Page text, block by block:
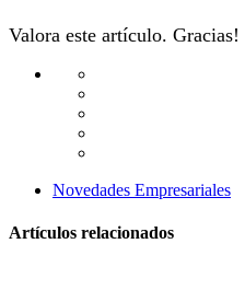
Valora este artículo. Gracias!
Novedades Empresariales
Artículos relacionados